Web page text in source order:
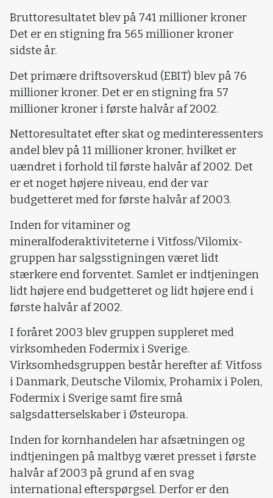
Bruttoresultatet blev på 741 millioner kroner
Det er en stigning fra 565 millioner kroner
sidste år.
Det primære driftsoverskud (EBIT) blev på 76
millioner kroner. Det er en stigning fra 57
millioner kroner i første halvår af 2002.
Nettoresultatet efter skat og medinteressenters
andel blev på 11 millioner kroner, hvilket er
uændret i forhold til første halvår af 2002. Det
er et noget højere niveau, end der var
budgetteret med for første halvår af 2003.
Inden for vitaminer og
mineralfoderaktiviteterne i Vitfoss/Vilomix-
gruppen har salgsstigningen været lidt
stærkere end forventet. Samlet er indtjeningen
lidt højere end budgetteret og lidt højere end i
første halvår af 2002.
I foråret 2003 blev gruppen suppleret med
virksomheden Fodermix i Sverige.
Virksomhedsgruppen består herefter af: Vitfoss
i Danmark, Deutsche Vilomix, Prohamix i Polen,
Fodermix i Sverige samt fire små
salgsdatterselskaber i Østeuropa.
Inden for kornhandelen har afsætningen og
indtjeningen på maltbyg været presset i første
halvår af 2003 på grund af en svag
international efterspørgsel. Derfor er den